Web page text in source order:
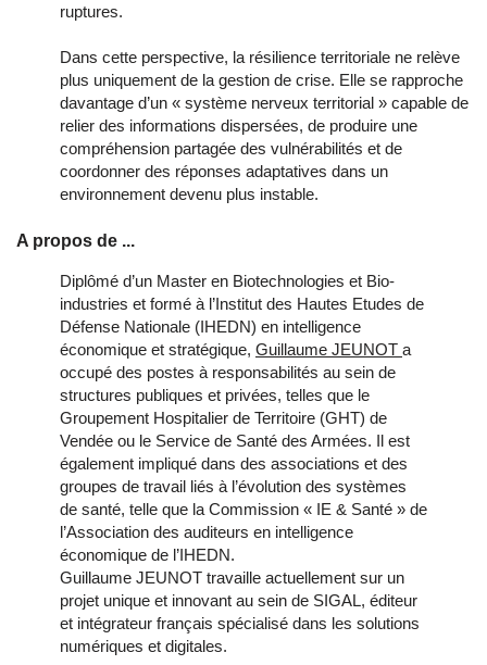
ruptures.
Dans cette perspective, la résilience territoriale ne relève
plus uniquement de la gestion de crise. Elle se rapproche
davantage d’un « système nerveux territorial » capable de
relier des informations dispersées, de produire une
compréhension partagée des vulnérabilités et de
coordonner des réponses adaptatives dans un
environnement devenu plus instable.
A propos de ...
Diplômé d’un Master en Biotechnologies et Bio-
industries et formé à l’Institut des Hautes Etudes de
Défense Nationale (IHEDN) en intelligence
économique et stratégique, Guillaume JEUNOT a
occupé des postes à responsabilités au sein de
structures publiques et privées, telles que le
Groupement Hospitalier de Territoire (GHT) de
Vendée ou le Service de Santé des Armées. Il est
également impliqué dans des associations et des
groupes de travail liés à l’évolution des systèmes
de santé, telle que la Commission « IE & Santé » de
l’Association des auditeurs en intelligence
économique de l’IHEDN.
Guillaume JEUNOT travaille actuellement sur un
projet unique et innovant au sein de SIGAL, éditeur
et intégrateur français spécialisé dans les solutions
numériques et digitales.